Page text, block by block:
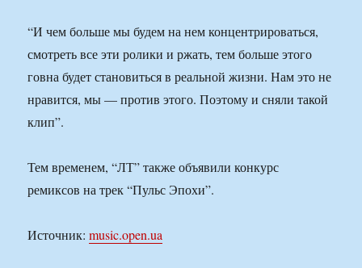
“И чем больше мы будем на нем концентрироваться,
смотреть все эти ролики и ржать, тем больше этого
говна будет становиться в реальной жизни. Нам это не
нравится, мы — против этого. Поэтому и сняли такой
клип”.
Тем временем, “ЛТ” также объявили конкурс
ремиксов на трек “Пульс Эпохи”.
Источник:music.open.ua